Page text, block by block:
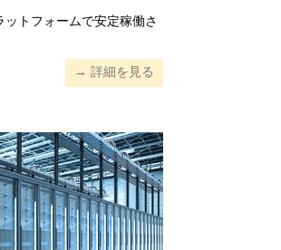
トフォームで安定稼働さ
→ 詳細を見る